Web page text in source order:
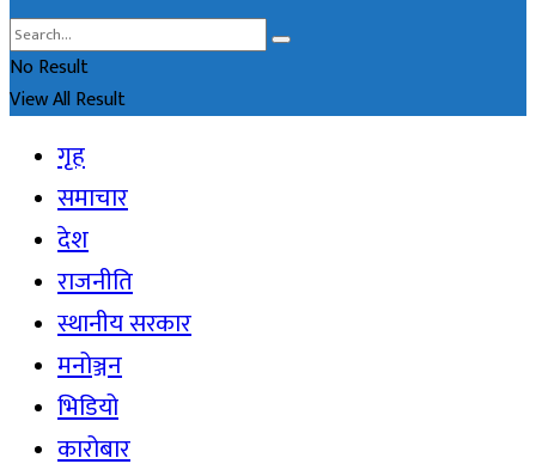
No Result
View All Result
गृह
समाचार
देश
राजनीति
स्थानीय सरकार
मनोञ्जन
भिडियो
कारोबार